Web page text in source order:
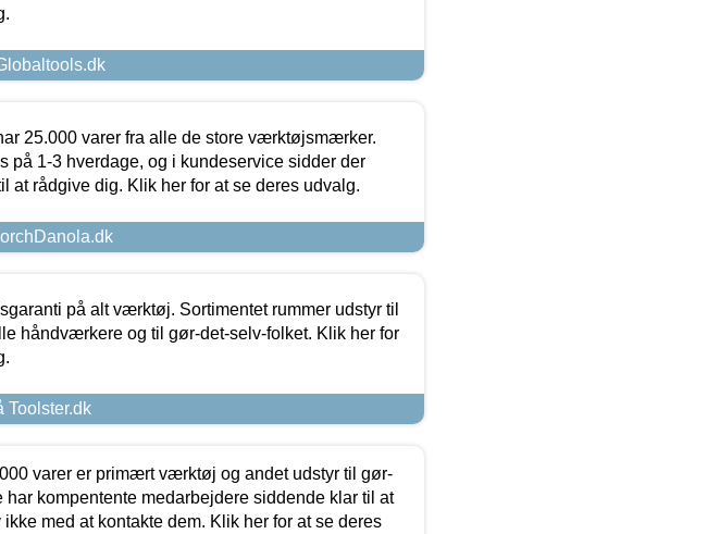
25.000 varer fra alle de store værktøjsmærker.
på 1-3 hverdage, og i kundeservice sidder der
at rådgive dig. Klik her for at se deres udvalg.
på alt værktøj. Sortimentet rummer udstyr til
håndværkere og til gør-det-selv-folket. Klik her for
Toolster.dk
varer er primært værktøj og andet udstyr til gør-
har kompentente medarbejdere siddende klar til at
med at kontakte dem. Klik her for at se deres